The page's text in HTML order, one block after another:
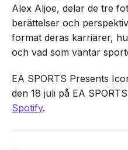
Alex Aljoe, delar de tre
berättelser och
format deras karriärer,
och vad som väntar
EA SPORTS Presents
den 18 juli på EA SPORTS
Spotify.